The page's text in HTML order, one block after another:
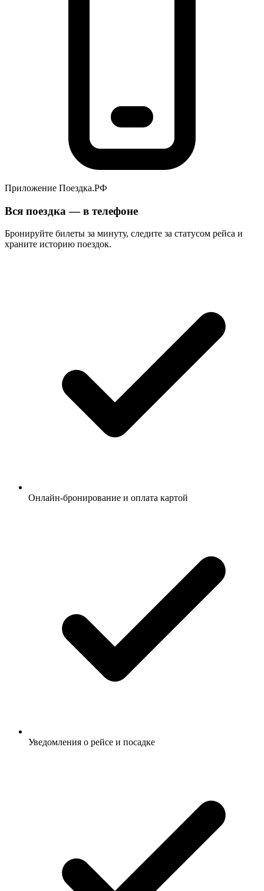
Приложение Поездка.РФ
Вся поездка — в телефоне
Бронируйте билеты за минуту, следите за статусом рейса и
храните историю поездок.
Онлайн-бронирование и оплата картой
Уведомления о рейсе и посадке